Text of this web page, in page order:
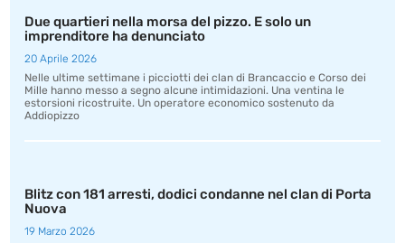
Due quartieri nella morsa del pizzo. E solo un
imprenditore ha denunciato
20 Aprile 2026
Nelle ultime settimane i picciotti dei clan di Brancaccio e Corso dei
Mille hanno messo a segno alcune intimidazioni. Una ventina le
estorsioni ricostruite. Un operatore economico sostenuto da
Addiopizzo
Blitz con 181 arresti, dodici condanne nel clan di Porta
Nuova
19 Marzo 2026